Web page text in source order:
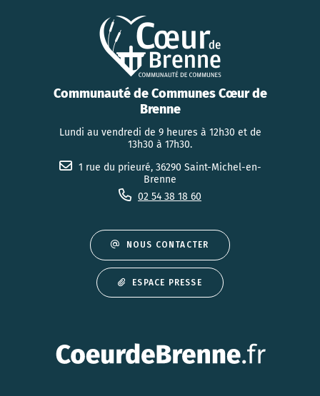
Communauté de Communes Cœur de
Brenne
Lundi au vendredi de 9 heures à 12h30 et de
13h30 à 17h30.
1 rue du prieuré, 36290 Saint-Michel-en-
Brenne
02 54 38 18 60
NOUS CONTACTER
ESPACE PRESSE